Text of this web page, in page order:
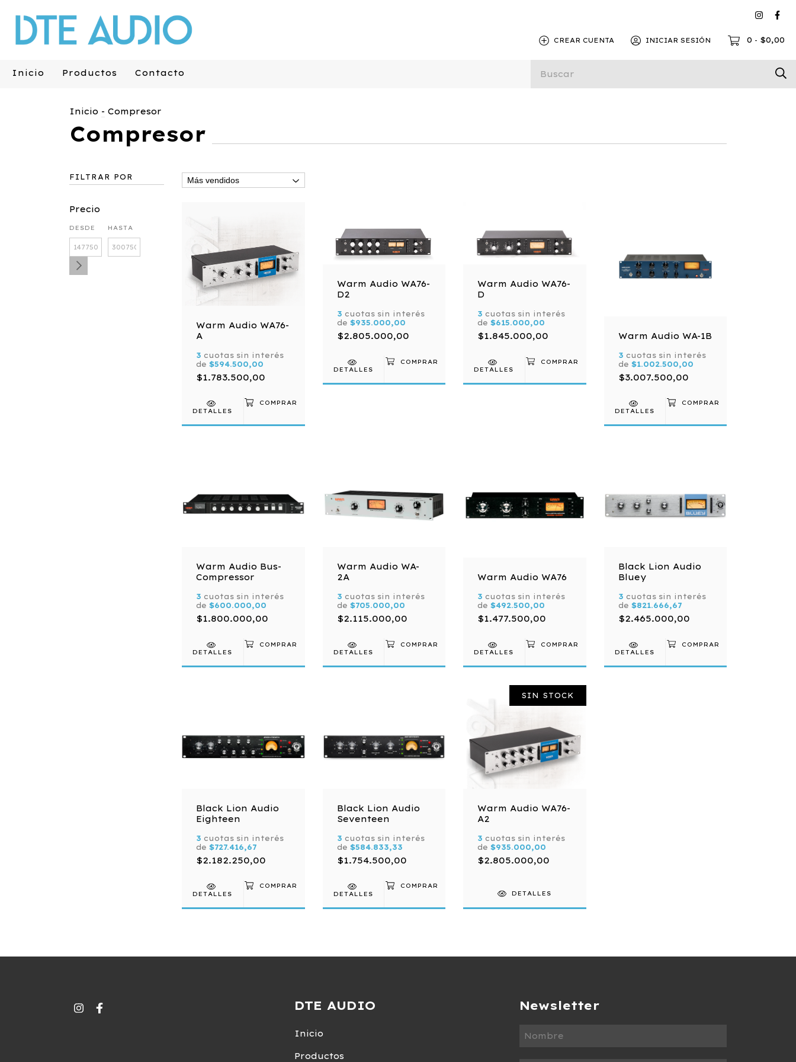
CREAR CUENTA INICIAR SESIÓN 0 - $0,00
Inicio Productos Contacto
Inicio - Compresor
Compresor
FILTRAR POR
Precio
DESDE HASTA
Warm Audio WA76-
A
3 cuotas sin interés
de $594.500,00
$1.783.500,00
DETALLES
Warm Audio WA76-
D2
3 cuotas sin interés
de $935.000,00
$2.805.000,00
DETALLES
Warm Audio WA76-
D
3 cuotas sin interés
de $615.000,00
$1.845.000,00
DETALLES
Warm Audio WA-1B
3 cuotas sin interés
de $1.002.500,00
$3.007.500,00
DETALLES
Warm Audio Bus-
Compressor
3 cuotas sin interés
de $600.000,00
$1.800.000,00
DETALLES
Warm Audio WA-
2A
3 cuotas sin interés
de $705.000,00
$2.115.000,00
DETALLES
Warm Audio WA76
3 cuotas sin interés
de $492.500,00
$1.477.500,00
DETALLES
Black Lion Audio
Bluey
3 cuotas sin interés
de $821.666,67
$2.465.000,00
DETALLES
Black Lion Audio
Eighteen
3 cuotas sin interés
de $727.416,67
$2.182.250,00
DETALLES
Black Lion Audio
Seventeen
3 cuotas sin interés
de $584.833,33
$1.754.500,00
DETALLES
SIN STOCK
Warm Audio WA76-
A2
3 cuotas sin interés
de $935.000,00
$2.805.000,00
DETALLES
DTE AUDIO
Inicio
Productos
Newsletter